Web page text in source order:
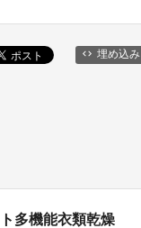
埋め込み
多機能衣類乾燥